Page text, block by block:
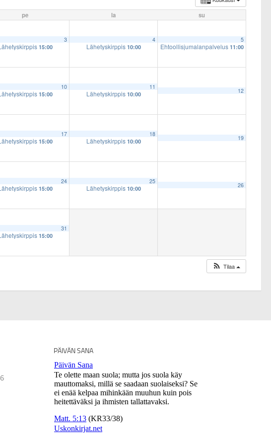
pe la su
3
15:00
4
Lähetyskirppis 10:00
5
Ehtoollisjumalanpalvelus 11:00
10
15:00
11
Lähetyskirppis 10:00 12
17
15:00
18
Lähetyskirppis 10:00 19
24
15:00
25
Lähetyskirppis 10:00 26
31
15:00
Tilaa
PÄIVÄN SANA